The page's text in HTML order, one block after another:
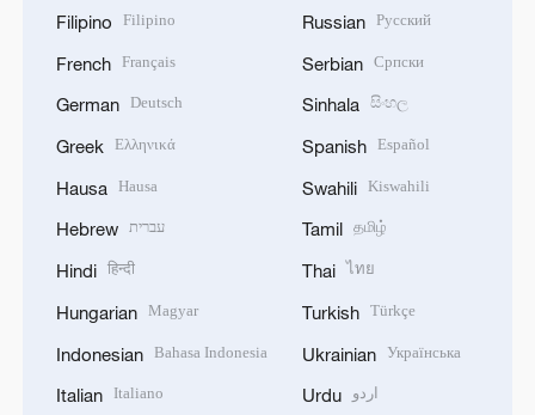
Filipino Filipino
French Français
German Deutsch
Greek Ελληνικά
Hausa Hausa
Hebrew עברית
Hindi हिन्दी
Hungarian Magyar
Indonesian Bahasa Indonesia
Italian Italiano
Russian Русский
Serbian Српски
Sinhala සිංහල
Spanish Español
Swahili Kiswahili
Tamil தமிழ்
Thai ไทย
Turkish Türkçe
Ukrainian Українська
Urdu اردو